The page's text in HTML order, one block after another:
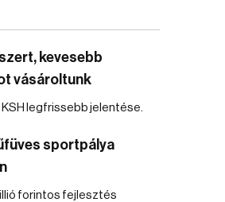
kevesebb
vásároltunk
legfrissebb jelentése.
sportpálya
forintos fejlesztés